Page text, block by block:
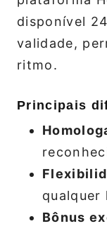
disponível
validade,
ritmo.
Principais
qualquer
Bônus